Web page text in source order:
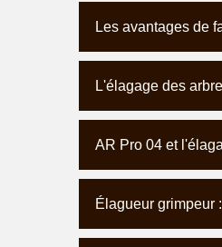
Les avantages de
L'élagage des
AR Pro 04 et
Élagueur grimpeur